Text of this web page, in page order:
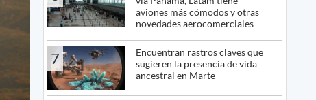
aviones más cómodos y otras
novedades aerocomerciales
7
Encuentran rastros claves que
sugieren la presencia de vida
ancestral en Marte